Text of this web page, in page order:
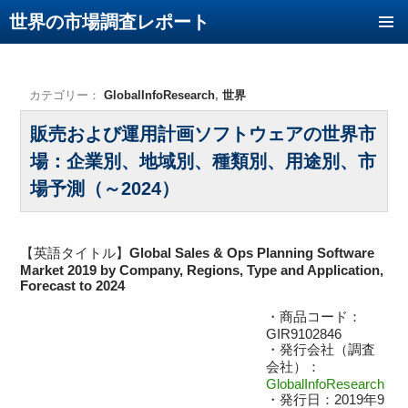
世界の市場調査レポート
カテゴリー： GlobalInfoResearch, 世界
販売および運用計画ソフトウェアの世界市
場：企業別、地域別、種類別、用途別、市
場予測（～2024）
【英語タイトル】 Global Sales & Ops Planning Software
Market 2019 by Company, Regions, Type and Application,
Forecast to 2024
・商品コード：
GIR9102846
・発行会社（調査
会社）：
GlobalInfoResearch
・発行日：2019年9